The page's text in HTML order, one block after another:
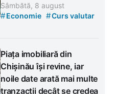
Sâmbătă, 8 august
#Economie #Curs valutar
Piața imobiliară din
Chișinău își revine, iar
noile date arată mai multe
tranzacții decât se credea